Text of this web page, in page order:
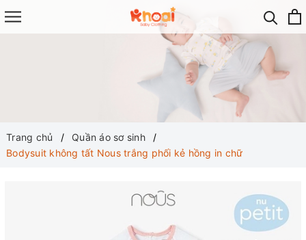
Trang chủ
Quần áo sơ sinh
Bodysuit không tất Nous trắng phối kẻ hồng in chữ